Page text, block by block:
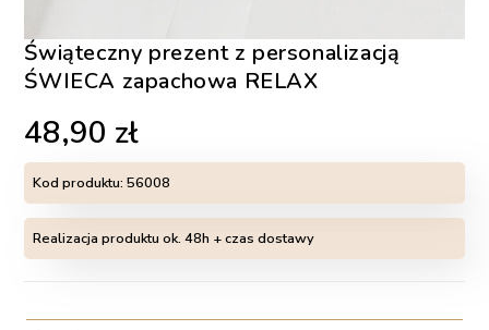
Świąteczny prezent z personalizacją
ŚWIECA zapachowa RELAX
48,90 zł
Kod produktu:56008
Realizacja produktu ok. 48h + czas dostawy